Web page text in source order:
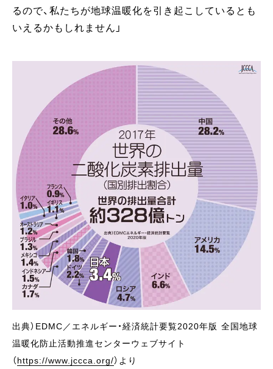
るので、私たちが地球温暖化を引き起こしているとも
いえるかもしれません」
出典）EDMC／エネルギー・経済統計要覧2020年版 全国地球
温暖化防止活動推進センターウェブサイト
（https://www.jccca.org/）より